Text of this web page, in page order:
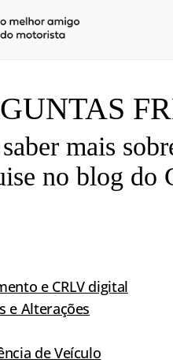
mais
no blog do
e CRLV digital
e Alterações
de Veículo